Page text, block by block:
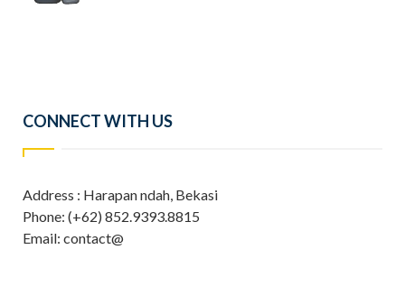
CONNECT WITH US
Address : Harapan ndah, Bekasi
Phone: (+62) 852.9393.8815
Email: contact@